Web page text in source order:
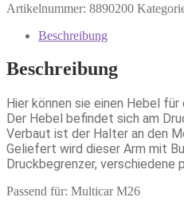
Artikelnummer: 8890200
Beschreibung
Beschreibung
Hier können sie einen Hebel
Der Hebel befindet sich am
Verbaut ist der Halter an den
Geliefert wird dieser Arm mit
Druckbegrenzer, verschiedene
Passend für: Multicar M26